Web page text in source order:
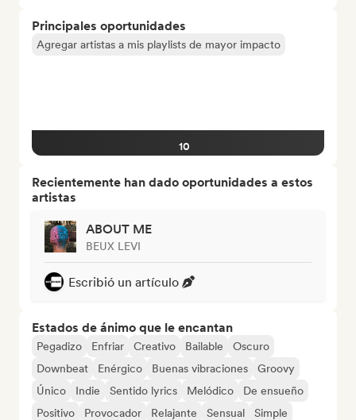
Principales oportunidades
Agregar artistas a mis playlists de mayor impacto
10
Recientemente han dado oportunidades a estos
artistas
ABOUT ME
BEUX LEVI
Escribió un artículo
Estados de ánimo que le encantan
Pegadizo Enfriar Creativo Bailable
Oscuro
Downbeat
Enérgico Buenas vibraciones
Groovy
Único
Indie Sentido lyrics Melódico
De ensueño
Positivo
Provocador Relajante Sensual
Simple